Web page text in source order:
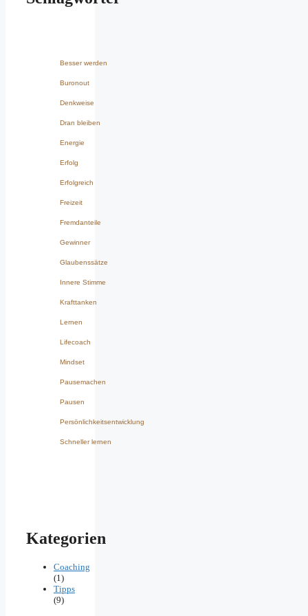
Besser werden
Buronout
Denkweise
Dran bleiben
Energie
Erfolg
Erfolgreich
Freizeit
Fremdanteile
Gewinner
Glaubenssätze
Innere Stimme
Krafttanken
Lernen
Lifecoach
Mindset
Pausemachen
Pausen
Persönlichkeitsentwicklung
Schneller lernen
Kategorien
Coaching
(1)
Tipps
(9)